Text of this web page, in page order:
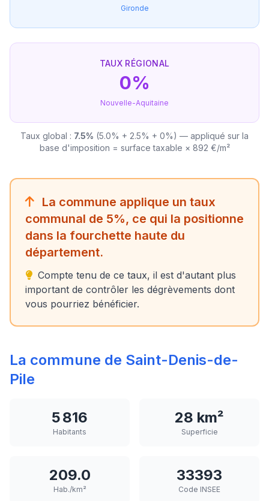
Gironde
TAUX RÉGIONAL
0%
Nouvelle-Aquitaine
Taux global : 7.5% (5.0% + 2.5% + 0%) — appliqué sur la
base d'imposition = surface taxable × 892 €/m²
La commune applique un taux
communal de 5%, ce qui la positionne
dans la fourchette haute du
département.
Compte tenu de ce taux, il est d'autant plus
important de contrôler les dégrèvements dont
vous pourriez bénéficier.
La commune de Saint-Denis-de-
Pile
5 816
Habitants
28 km²
Superficie
209.0
Hab./km²
33393
Code INSEE